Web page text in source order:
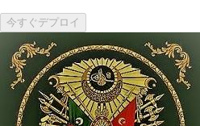
今すぐデプロイ